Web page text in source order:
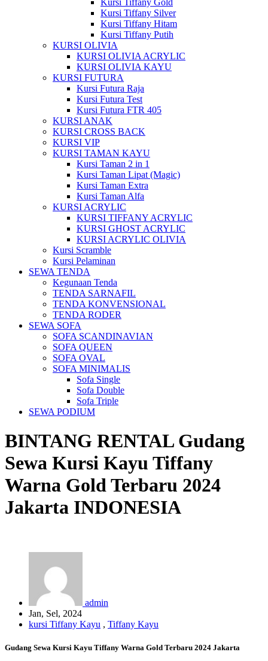
Kursi Tiffany Gold
Kursi Tiffany Silver
Kursi Tiffany Hitam
Kursi Tiffany Putih
KURSI OLIVIA
KURSI OLIVIA ACRYLIC
KURSI OLIVIA KAYU
KURSI FUTURA
Kursi Futura Raja
Kursi Futura Test
Kursi Futura FTR 405
KURSI ANAK
KURSI CROSS BACK
KURSI VIP
KURSI TAMAN KAYU
Kursi Taman 2 in 1
Kursi Taman Lipat (Magic)
Kursi Taman Extra
Kursi Taman Alfa
KURSI ACRYLIC
KURSI TIFFANY ACRYLIC
KURSI GHOST ACRYLIC
KURSI ACRYLIC OLIVIA
Kursi Scramble
Kursi Pelaminan
SEWA TENDA
Kegunaan Tenda
TENDA SARNAFIL
TENDA KONVENSIONAL
TENDA RODER
SEWA SOFA
SOFA SCANDINAVIAN
SOFA QUEEN
SOFA OVAL
SOFA MINIMALIS
Sofa Single
Sofa Double
Sofa Triple
SEWA PODIUM
BINTANG RENTAL Gudang
Sewa Kursi Kayu Tiffany
Warna Gold Terbaru 2024
Jakarta INDONESIA
admin
Jan, Sel, 2024
kursi Tiffany Kayu , Tiffany Kayu
Gudang Sewa Kursi Kayu Tiffany Warna Gold Terbaru 2024 Jakarta